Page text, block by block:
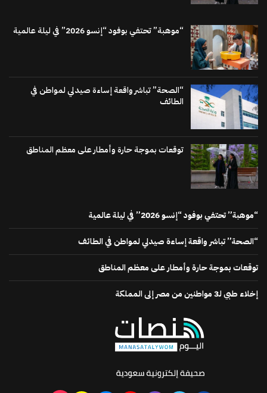
“موهبة” تحتفي بوفود “إنسو 2026” في ليلة عالمية
“الصحة” تباشر واقعة إساءة صيدلي لمواطن في
الطائف
توقعات بموجة حارة وأمطار على معظم المناطق
“موهبة” تحتفي بوفود “إنسو 2026” في ليلة عالمية
“الصحة” تباشر واقعة إساءة صيدلي لمواطن في الطائف
توقعات بموجة حارة وأمطار على معظم المناطق
إخلاء طبي لـ3 مواطنين من مصر إلى المملكة